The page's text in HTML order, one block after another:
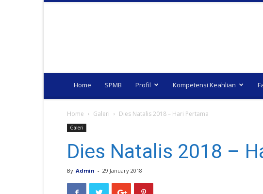
Home SPMB Profil Kompetensi Keahlian
Home Galeri Dies Natalis 2018 – Hari Pertama
Galeri
Dies Natalis 2018 –
By Admin - 29 January 2018